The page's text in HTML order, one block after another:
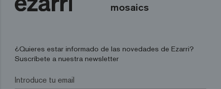
mosaics
¿Quieres estar informado de las novedades de Ezarri?
Suscríbete a nuestra newsletter